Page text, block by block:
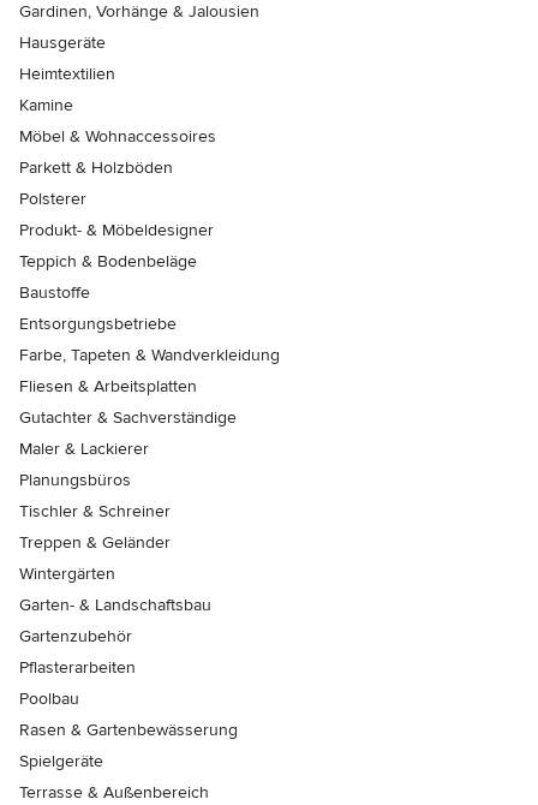
Gardinen, Vorhänge & Jalousien
Hausgeräte
Heimtextilien
Kamine
Möbel & Wohnaccessoires
Parkett & Holzböden
Polsterer
Produkt- & Möbeldesigner
Teppich & Bodenbeläge
Baustoffe
Entsorgungsbetriebe
Farbe, Tapeten & Wandverkleidung
Fliesen & Arbeitsplatten
Gutachter & Sachverständige
Maler & Lackierer
Planungsbüros
Tischler & Schreiner
Treppen & Geländer
Wintergärten
Garten- & Landschaftsbau
Gartenzubehör
Pflasterarbeiten
Poolbau
Rasen & Gartenbewässerung
Spielgeräte
Terrasse & Außenbereich